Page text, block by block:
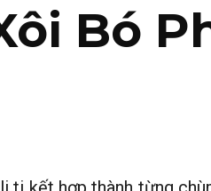
Bó